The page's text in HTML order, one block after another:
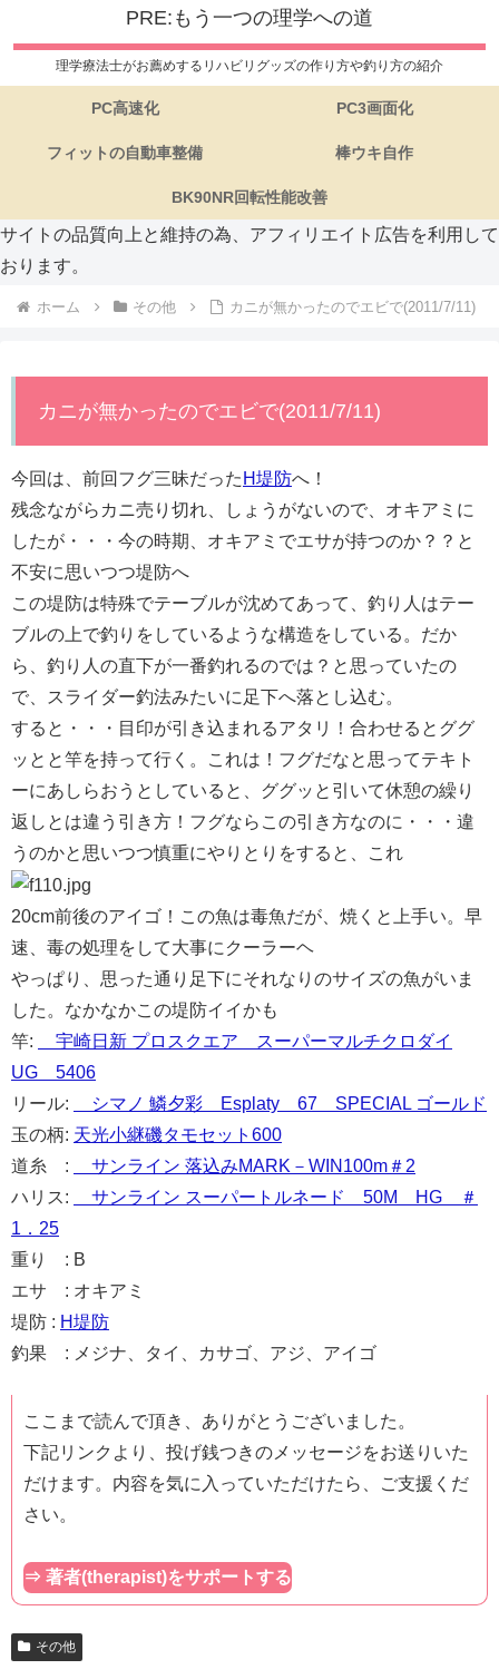
PRE:もう一つの理学への道
理学療法士がお薦めするリハビリグッズの作り方や釣り方の紹介
PC高速化 PC3画面化
フィットの自動車整備 棒ウキ自作
BK90NR回転性能改善
サイトの品質向上と維持の為、アフィリエイト広告を利用して
おります。
ホーム その他 カニが無かったのでエビで(2011/7/11)
カニが無かったのでエビで(2011/7/11)
今回は、前回フグ三昧だった H堤防へ！
残念ながらカニ売り切れ、しょうがないので、オキアミに
したが・・・今の時期、オキアミでエサが持つのか？？と
不安に思いつつ堤防へ
この堤防は特殊でテーブルが沈めてあって、釣り人はテー
ブルの上で釣りをしているような構造をしている。だか
ら、釣り人の直下が一番釣れるのでは？と思っていたの
で、スライダー釣法みたいに足下へ落とし込む。
すると・・・目印が引き込まれるアタリ！合わせるとググ
ッとと竿を持って行く。これは！フグだなと思ってテキト
ーにあしらおうとしていると、ググッと引いて休憩の繰り
返しとは違う引き方！フグならこの引き方なのに・・・違
うのかと思いつつ慎重にやりとりをすると、これ
20cm前後のアイゴ！この魚は毒魚だが、焼くと上手い。早
速、毒の処理をして大事にクーラーヘ
やっぱり、思った通り足下にそれなりのサイズの魚がいま
した。なかなかこの堤防イイかも
竿:
宇崎日新 プロスクエア スーパーマルチクロダイ
UG 5406
リール:
シマノ 鱗夕彩 Esplaty 67 SPECIAL ゴールド
玉の柄: 天光小継磯タモセット600
道糸 :
サンライン 落込みMARK－WIN100m＃2
ハリス:
サンライン スーパートルネード 50M HG ＃
1．25
重り : B
エサ : オキアミ
堤防 : H堤防
釣果 : メジナ、タイ、カサゴ、アジ、アイゴ
ここまで読んで頂き、ありがとうございました。
下記リンクより、投げ銭つきのメッセージをお送りいた
だけます。内容を気に入っていただけたら、ご支援くだ
さい。
⇒ 著者(therapist)をサポートする
その他